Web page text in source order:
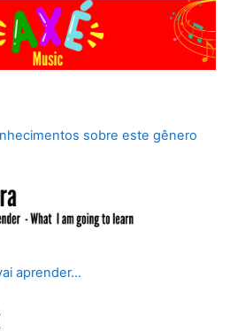
sobre este gênero
aprender...
Página